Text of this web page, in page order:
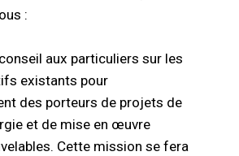
:
aux particuliers sur les
existants pour
des porteurs de projets de
et de mise en œuvre
Cette mission se fera